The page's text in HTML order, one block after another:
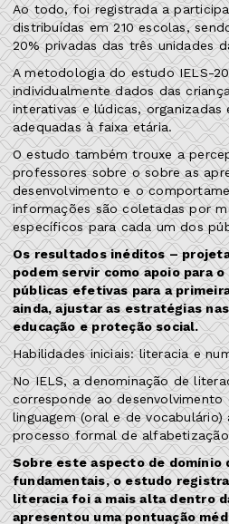
Ao todo, foi registrada a
distribuídas em 210 escolas,
20% privadas das três unidades
A metodologia do estudo IELS-
individualmente dados das
interativas e lúdicas, organizadas
adequadas à faixa etária.
O estudo também trouxe a
professores sobre o sobre as
desenvolvimento e o
informações são coletadas por
específicos para cada um dos
Os resultados inéditos –
podem servir como apoio para
públicas efetivas para a
ainda, ajustar as estratégias
educação e proteção social.
Habilidades iniciais: literacia e
No IELS, a denominação de
corresponde ao desenvolvimento
linguagem (oral e de
processo formal de
Sobre este aspecto de domínio
fundamentais, o estudo
literacia foi a mais alta dentro
apresentou uma pontuação